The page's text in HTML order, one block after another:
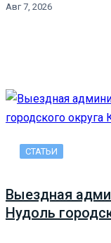
Авг 7, 2026
СТАТЬИ
Выездная
Нудоль